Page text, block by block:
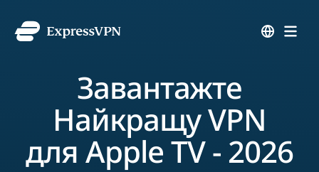
Завантажте
Найкращу VPN
для Apple TV - 2026